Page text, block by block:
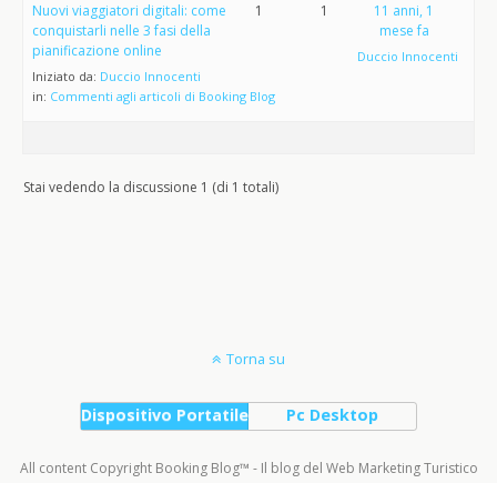
Nuovi viaggiatori digitali: come
conquistarli nelle 3 fasi della
pianificazione online
Iniziato da: Duccio Innocenti
in: Commenti agli articoli di Booking Blog
1 1
11 anni, 1
mese fa
Duccio Innocenti
Stai vedendo la discussione 1 (di 1 totali)
Torna su
Dispositivo Portatile Pc Desktop
All content Copyright Booking Blog™ - Il blog del Web Marketing Turistico